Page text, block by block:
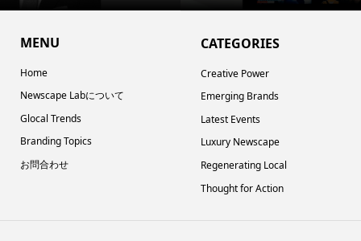
MENU
Home
Newscape Labについて
Glocal Trends
Branding Topics
お問合わせ
CATEGORIES
Creative Power
Emerging Brands
Latest Events
Luxury Newscape
Regenerating Local
Thought for Action